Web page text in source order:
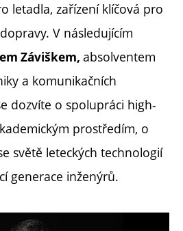
letadla, zařízení klíčová pro
V následujícím
Záviškem, absolventem
a komunikačních
dozvíte o spolupráci high-
prostředím, o
světě leteckých technologií
generace inženýrů.